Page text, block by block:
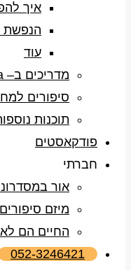
איך
הנפשת
עוד
מדריכים ב– canva
סיפורים
תוכנות
פודקאסטים
חברתי
אור
מיזם
החיים הם
052-3246421